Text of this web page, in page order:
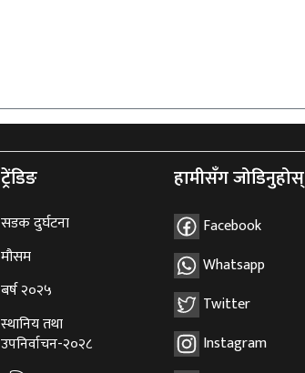
ट्रेंडिङ
सडक दुर्घटना
मौसम
बर्ष २०२५
स्थानिय तथा
उपनिर्वाचन-२०२८
हामीसँग जोडिनुहोस्
Facebook
Whatsapp
Twitter
Instagram